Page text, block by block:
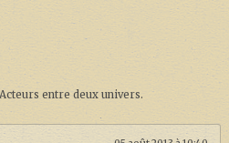
entre deux univers.